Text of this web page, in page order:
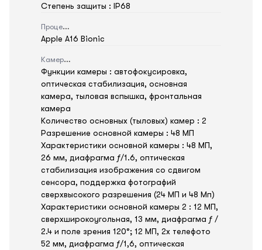
Степень защиты : IP68
Процессор
Apple A16 Bionic
Камера
Функции камеры : автофокусировка,
оптическая стабилизация, основная
камера, тыловая вспышка, фронтальная
камера
Количество основных (тыловых) камер : 2
Разрешение основной камеры : 48 МП
Характеристики основной камеры : 48 МП,
26 мм, диафрагма ƒ/1.6, оптическая
стабилизация изображения со сдвигом
сенсора, поддержка фотографий
сверхвысокого разрешения (24 МП и 48 Мп)
Характеристики основной камеры 2 : 12 МП,
сверхширокоугольная, 13 мм, диафрагма ƒ /
2.4 и поле зрения 120°; 12 МП, 2x телефото
52 мм, диафрагма ƒ/1,6, оптическая